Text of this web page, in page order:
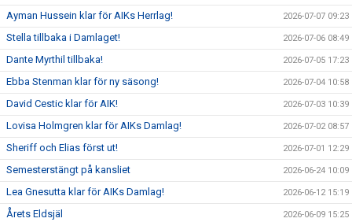
Ayman Hussein klar för AIKs Herrlag! 2026-07-07 09:23
Stella tillbaka i Damlaget! 2026-07-06 08:49
Dante Myrthil tillbaka! 2026-07-05 17:23
Ebba Stenman klar för ny säsong! 2026-07-04 10:58
David Cestic klar för AIK! 2026-07-03 10:39
Lovisa Holmgren klar för AIKs Damlag! 2026-07-02 08:57
Sheriff och Elias först ut! 2026-07-01 12:29
Semesterstängt på kansliet 2026-06-24 10:09
Lea Gnesutta klar för AIKs Damlag! 2026-06-12 15:19
Årets Eldsjäl 2026-06-09 15:25